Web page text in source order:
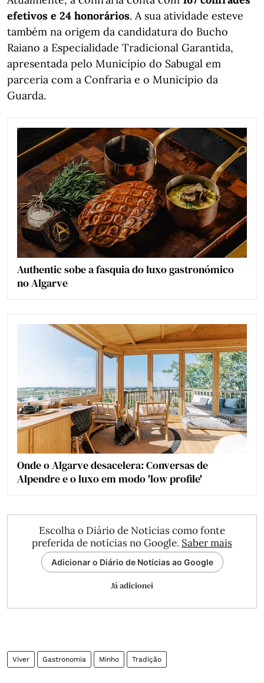
efetivos e 24 honorários. A sua atividade esteve
também na origem da candidatura do Bucho
Raiano a Especialidade Tradicional Garantida,
apresentada pelo Município do Sabugal em
parceria com a Confraria e o Município da
Guarda.
Authentic sobe a fasquia do luxo gastronómico
no Algarve
Onde o Algarve desacelera: Conversas de
Alpendre e o luxo em modo 'low profile'
Escolha o Diário de Notícias como fonte
preferida de notícias no Google. Saber mais
Adicionar o Diário de Notícias ao Google
Já adicionei
Viver Gastronomia Minho Tradição